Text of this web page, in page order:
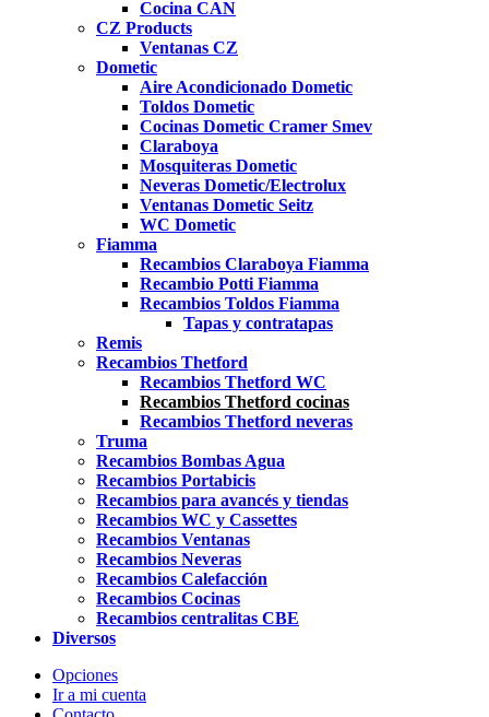
Cocina CAN
CZ Products
Ventanas CZ
Dometic
Aire Acondicionado Dometic
Toldos Dometic
Cocinas Dometic Cramer Smev
Claraboya
Mosquiteras Dometic
Neveras Dometic/Electrolux
Ventanas Dometic Seitz
WC Dometic
Fiamma
Recambios Claraboya Fiamma
Recambio Potti Fiamma
Recambios Toldos Fiamma
Tapas y contratapas
Remis
Recambios Thetford
Recambios Thetford WC
Recambios Thetford cocinas
Recambios Thetford neveras
Truma
Recambios Bombas Agua
Recambios Portabicis
Recambios para avancés y tiendas
Recambios WC y Cassettes
Recambios Ventanas
Recambios Neveras
Recambios Calefacción
Recambios Cocinas
Recambios centralitas CBE
Diversos
Opciones
Ir a mi cuenta